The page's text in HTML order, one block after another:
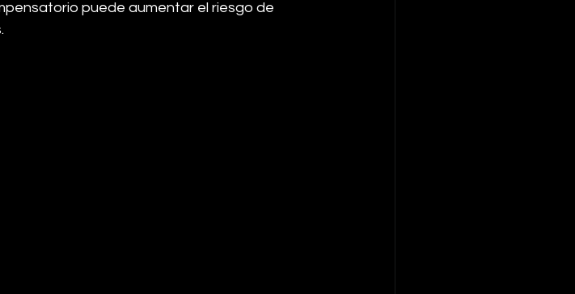
puede aumentar el riesgo de